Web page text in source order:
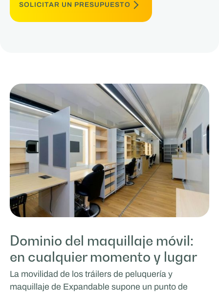
SOLICITAR UN PRESUPUESTO
Dominio del maquillaje móvil:
en cualquier momento y lugar
La movilidad de los tráilers de peluquería y
maquillaje de Expandable supone un punto de